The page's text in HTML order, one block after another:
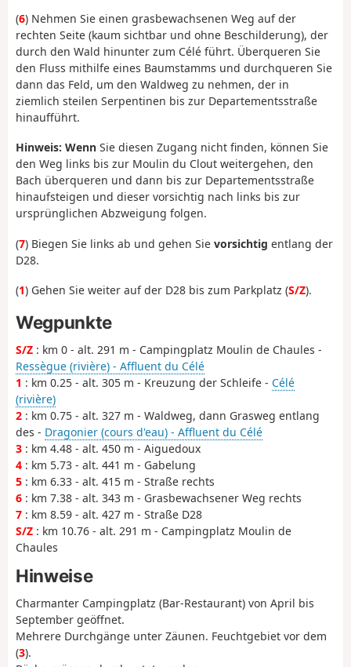
(6) Nehmen Sie einen grasbewachsenen Weg auf der
rechten Seite (kaum sichtbar und ohne Beschilderung), der
durch den Wald hinunter zum Célé führt. Überqueren Sie
den Fluss mithilfe eines Baumstamms und durchqueren Sie
dann das Feld, um den Waldweg zu nehmen, der in
ziemlich steilen Serpentinen bis zur Departementsstraße
hinaufführt.
Hinweis: Wenn Sie diesen Zugang nicht finden, können Sie
den Weg links bis zur Moulin du Clout weitergehen, den
Bach überqueren und dann bis zur Departementsstraße
hinaufsteigen und dieser vorsichtig nach links bis zur
ursprünglichen Abzweigung folgen.
(7) Biegen Sie links ab und gehen Sie vorsichtig entlang der
D28.
(1) Gehen Sie weiter auf der D28 bis zum Parkplatz (S/Z).
Wegpunkte
S/Z : km 0 - alt. 291 m - Campingplatz Moulin de Chaules -
Ressègue (rivière) - Affluent du Célé
1 : km 0.25 - alt. 305 m - Kreuzung der Schleife - Célé
(rivière)
2 : km 0.75 - alt. 327 m - Waldweg, dann Grasweg entlang
des - Dragonier (cours d'eau) - Affluent du Célé
3 : km 4.48 - alt. 450 m - Aiguedoux
4 : km 5.73 - alt. 441 m - Gabelung
5 : km 6.33 - alt. 415 m - Straße rechts
6 : km 7.38 - alt. 343 m - Grasbewachsener Weg rechts
7 : km 8.59 - alt. 427 m - Straße D28
S/Z : km 10.76 - alt. 291 m - Campingplatz Moulin de
Chaules
Hinweise
Charmanter Campingplatz (Bar-Restaurant) von April bis
September geöffnet.
Mehrere Durchgänge unter Zäunen. Feuchtgebiet vor dem
(3).